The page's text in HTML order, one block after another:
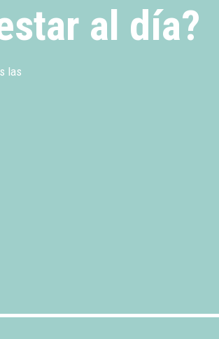
al día?
las